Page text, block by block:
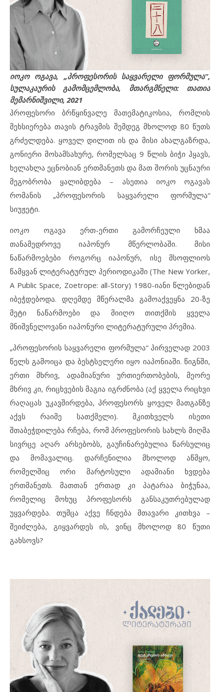
იოკო ოგავა, „პროფესორის საყვარელი ფორმულა”,
სულაკაურის გამომცემლობა, მთარგმნელი: თათია
მემარნიშვილი, 2021
პროფესორი ბრწყინვალე მათემატიკოსია, რომლის
მეხსიერება თავის ტრავმის შემდეგ მხოლოდ 80 წუთს
გრძელდება. ყოველ დილით ის და მისი ახალგაზრდა,
გონიერი მოსამსახურე, რომელსაც 9 წლის ბიჭი ჰყავს,
ხელახლა ეცნობიან ერთმანეთს და მათ შორის უცნაური
მეგობრობა ყალიბდება – ასეთია იოკო ოგავას
რომანის „პროფესორის საყვარელი ფორმულა“
სიუჟეტი.
იოკო ოგავა ერთ-ერთი გამორჩეული ხმაა
თანამედროვე იაპონურ მწერლობაში. მისი
ნაწარმოებები როგორც იაპონურ, ისე მსოფლიოს
წამყვან ლიტერატურულ პერიოდიკაში (The New Yorker,
A Public Space, Zoetrope: all-Story) 1980-იანი წლებიდან
იბეჭდებოდა. დღემდე მწერალმა გამოაქვეყნა 20-ზე
მეტი ნაწარმოები და მიიღო თითქმის ყველა
მნიშვნელოვანი იაპონური ლიტერატურული პრემია.
„პროფესორის საყვარელი ფორმულა“ პირველად 2003
წელს გამოიცა და ბესტსელერი იყო იაპონიაში. წიგნში,
ერთი მხრივ, ადამიანური ურთიერთობების, მეორე
მხრივ კი, რიცხვების მაგია იგრძნობა (აქ ყველა რიცხვი
რაღაცას უკავშირდება, პროფესორს ყოველ მათგანზე
აქვს რაიმე სათქმელი). მკითხველს ისეთი
შთაბეჭდილება რჩება, რომ პროფესორის სახლს მიღმა
სივრცე აღარ არსებობს, გაუჩინარებულია წარსულიც
და მომავალიც. დარჩენილია მხოლოდ აწმყო,
რომელშიც ორი მარტოსული ადამიანი ხვდება
ერთმანეთს. მათთან ერთად კი პატარაა ბიჭუნაა,
რომელიც მოხუც პროფესორს განსაკუთრებულად
უყვარდება. თუმცა აქვე ჩნდება მთავარი კითხვა –
შეიძლება, გიყვარდეს ის, ვინც მხოლოდ 80 წუთი
გახსოვს?